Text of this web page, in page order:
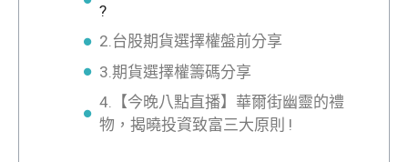
?
2.台股期貨選擇權盤前分享
3.期貨選擇權籌碼分享
4.【今晚八點直播】華爾街幽靈的禮
物，揭曉投資致富三大原則 !